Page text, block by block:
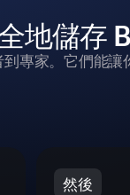
地儲存
專家。它們能
然後